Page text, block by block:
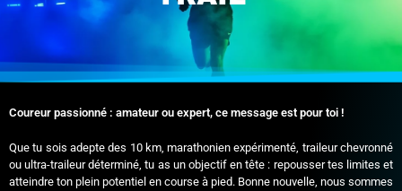
Coureur passionné : amateur ou expert, ce message est pour toi !
Que tu sois adepte des 10 km, marathonien expérimenté, traileur chevronné
ou ultra-traileur déterminé, tu as un objectif en tête : repousser tes limites et
atteindre ton plein potentiel en course à pied. Bonne nouvelle, nous sommes